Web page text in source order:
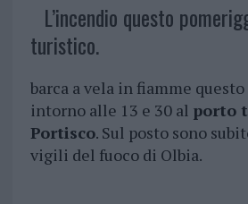
L’incendio questo
turistico.
barca a vela in fiamme
intorno alle 13 e 30 al porto
Portisco. Sul posto sono
vigili del fuoco di Olbia.